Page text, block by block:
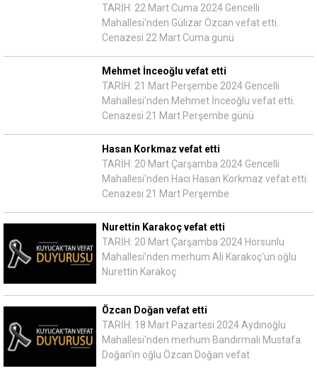
TARİH: 22 Mart Cuma 2024 Gencelli
Mahallesi'nden Gülizar Özcan vefat etti.
Cenazesi 22 Mart Cuma günü
Mehmet İnceoğlu vefat etti
TARİH: 21 Mart Perşembe 2024 Gencelli
Mahallesi'nden Mehmet İnceoğlu vefat etti.
Cenazesi 21 Mart Perşembe günü
Hasan Korkmaz vefat etti
TARİH: 20 Mart Çarşamba 2024 Gencelli
Mahallesi'nden Hacı Hasan Korkmaz vefat etti.
Cenazesi 21 Mart Perşembe
Nurettin Karakoç vefat etti
TARİH: 20 Mart Çarşamba 2024 Horsunlu
Mahallesi'nden merhum Ali Karakoç'un oğlu
Nurettin Karakoç
Özcan Doğan vefat etti
TARİH: 18 Mart Pazartesi 2024 Aydınoğlu
Mahallesi'nden merhum Bandırmalı Mustafa
Doğan'ın oğlu Özcan Doğan vefat